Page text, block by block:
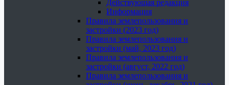
Действующая редакция
Информация
Правила землепользования и
застройки (2023 год)
Правила землепользования и
застройки (май, 2023 год)
Правила землепользования и
застройки (август, 2022 год)
Правила землепользования и